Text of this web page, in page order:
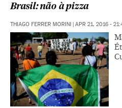
Brasil: não à pizza
THIAGO FERRER MORINI APR 21, 2016 -